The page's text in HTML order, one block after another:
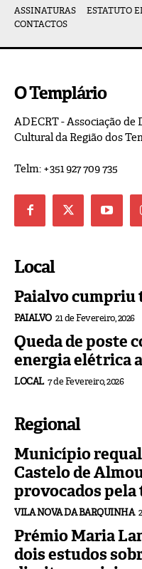
ASSINATURAS ESTATUTO
CONTACTOS
O Templário
ADECRT - Associação
Cultural da Região dos
Telm: +351 927 709 735
Local
Paialvo cumpriu
PAIALVO 21 de Fevereiro, 2026
Queda de poste
energia elétrica
LOCAL 7 de Fevereiro, 2026
Regional
Município
Castelo de
provocados
VILA NOVA DA BARQUINHA
Prémio Maria
dois estudos